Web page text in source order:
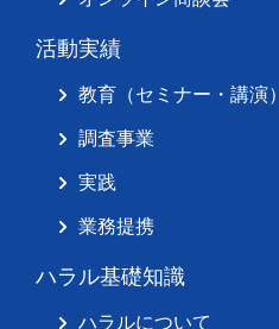
活動実績
教育（セミナー・講演）
調査事業
実践
業務提携
ハラル基礎知識
ハラルについて